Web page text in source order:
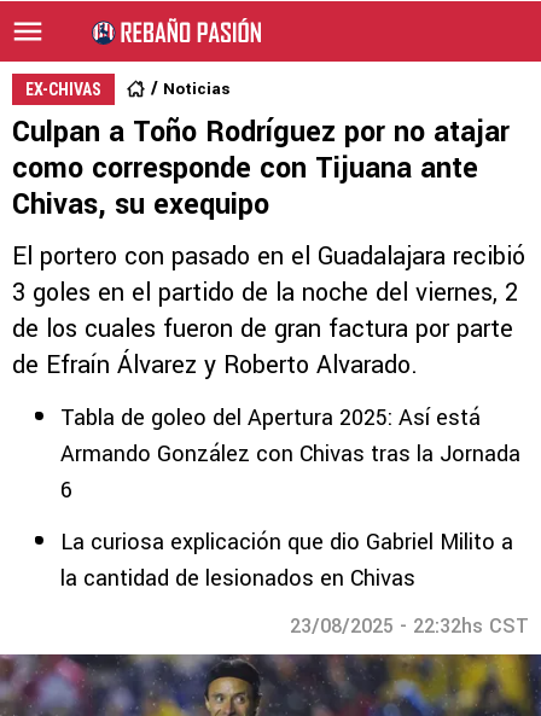
EX-CHIVAS Noticias
Culpan a Toño Rodríguez por no atajar
como corresponde con Tijuana ante
Chivas, su exequipo
El portero con pasado en el Guadalajara recibió
3 goles en el partido de la noche del viernes, 2
de los cuales fueron de gran factura por parte
de Efraín Álvarez y Roberto Alvarado.
Tabla de goleo del Apertura 2025: Así está
Armando González con Chivas tras la Jornada
6
La curiosa explicación que dio Gabriel Milito a
la cantidad de lesionados en Chivas
23/08/2025 - 22:32hs CST